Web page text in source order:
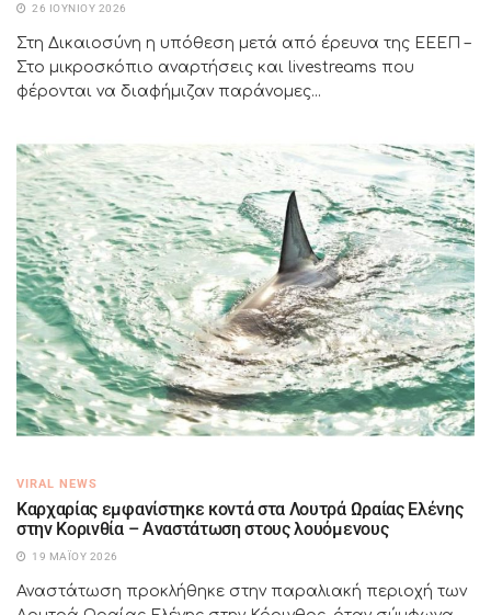
26 ΙΟΥΝΊΟΥ 2026
Στη Δικαιοσύνη η υπόθεση μετά από έρευνα της ΕΕΕΠ –
Στο μικροσκόπιο αναρτήσεις και livestreams που
φέρονται να διαφήμιζαν παράνομες...
VIRAL NEWS
Καρχαρίας εμφανίστηκε κοντά στα Λουτρά Ωραίας Ελένης
στην Κορινθία – Αναστάτωση στους λουόμενους
19 ΜΑΪ́ΟΥ 2026
Αναστάτωση προκλήθηκε στην παραλιακή περιοχή των